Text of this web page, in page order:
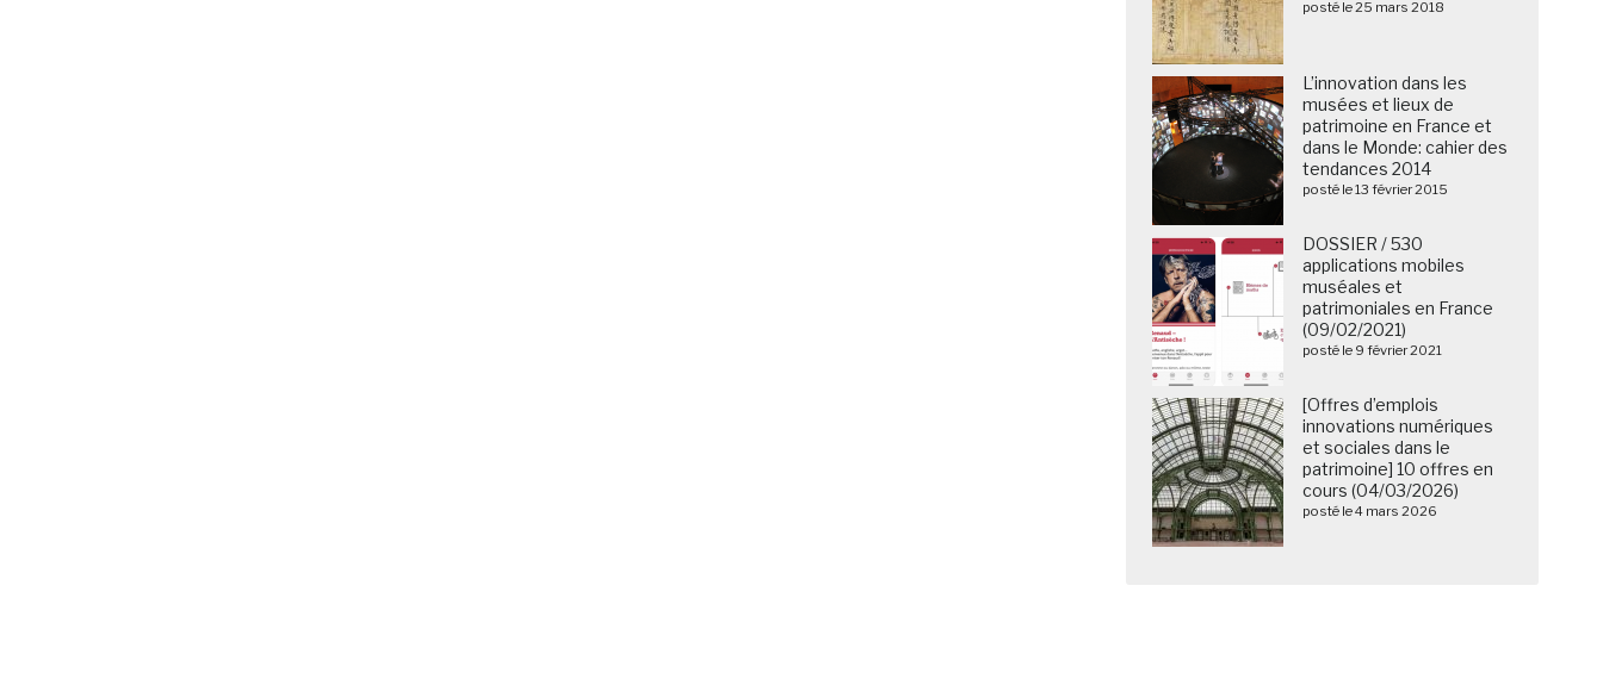
posté le 25 mars 2018
L’innovation dans les
musées et lieux de
patrimoine en France et
dans le Monde: cahier des
tendances 2014
posté le 13 février 2015
DOSSIER / 530
applications mobiles
muséales et
patrimoniales en France
(09/02/2021)
posté le 9 février 2021
[Offres d’emplois
innovations numériques
et sociales dans le
patrimoine] 10 offres en
cours (04/03/2026)
posté le 4 mars 2026